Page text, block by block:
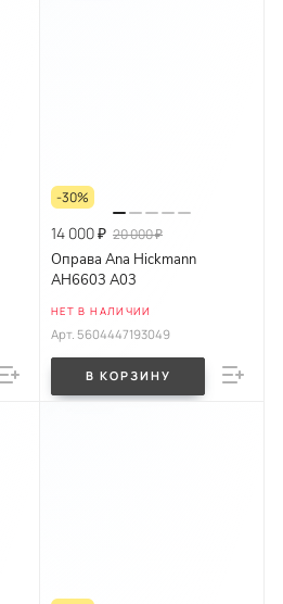
-30%
14 000 ₽ 20 000 ₽
Оправа Ana Hickmann
AH6603 A03
НЕТ В НАЛИЧИИ
Арт. 5604447193049
В КОРЗИНУ